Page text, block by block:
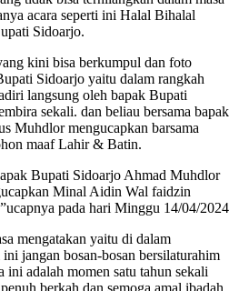
acara seperti ini Halal Bihalal
Sidoarjo.
kini bisa berkumpul dan foto
Sidoarjo yaitu dalam rangkah
langsung oleh bapak Bupati
sekali. dan beliau bersama bapak
Muhdlor mengucapkan barsama
maaf Lahir & Batin.
Bupati Sidoarjo Ahmad Muhdlor
Minal Aidin Wal faidzin
pada hari Minggu 14/04/2024
mengatakan yaitu di dalam
jangan bosan-bosan bersilaturahim
ini adalah momen satu tahun sekali
berkah dan semoga amal ibadah